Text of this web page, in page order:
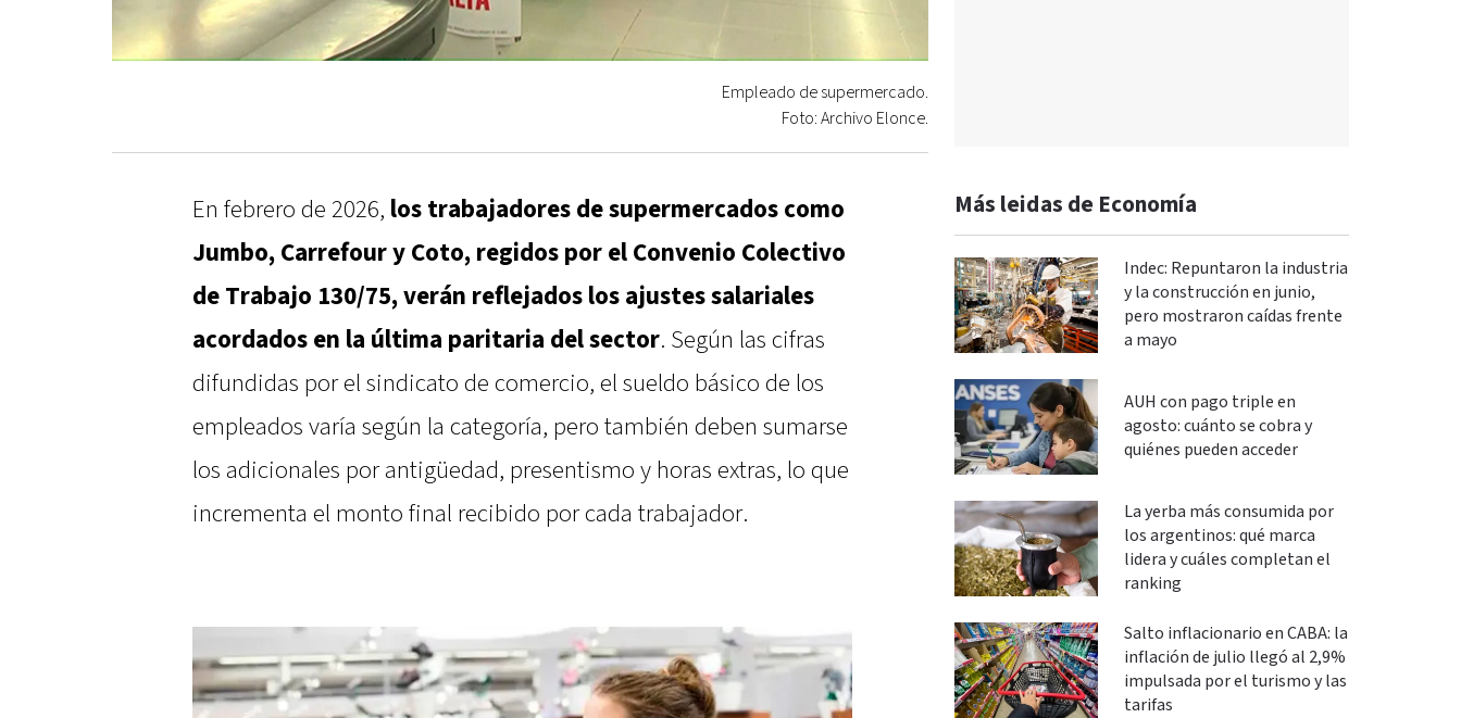
Empleado de supermercado.
Foto: Archivo Elonce.
En febrero de 2026, los trabajadores de supermercados como
Jumbo, Carrefour y Coto, regidos por el Convenio Colectivo
de Trabajo 130/75, verán reflejados los ajustes salariales
acordados en la última paritaria del sector. Según las cifras
difundidas por el sindicato de comercio, el sueldo básico de los
empleados varía según la categoría, pero también deben sumarse
los adicionales por antigüedad, presentismo y horas extras, lo que
incrementa el monto final recibido por cada trabajador.
Más leidas de Economía
Indec: Repuntaron la industria
y la construcción en junio,
pero mostraron caídas frente
a mayo
AUH con pago triple en
agosto: cuánto se cobra y
quiénes pueden acceder
La yerba más consumida por
los argentinos: qué marca
lidera y cuáles completan el
ranking
Salto inflacionario en CABA: la
inflación de julio llegó al 2,9%
impulsada por el turismo y las
tarifas